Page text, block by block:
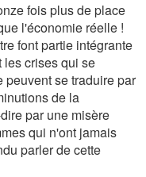
fois plus de place
l'économie réelle !
font partie intégrante
les crises qui se
se traduire par
de la
par une misère
qui n'ont jamais
parler de cette